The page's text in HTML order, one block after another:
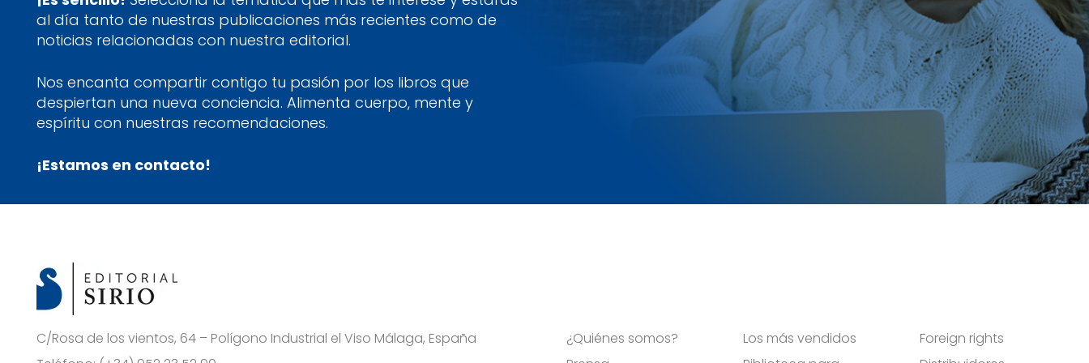
al día tanto de nuestras publicaciones más recientes como de
noticias relacionadas con nuestra editorial.
Nos encanta compartir contigo tu pasión por los libros que
despiertan una nueva conciencia. Alimenta cuerpo, mente y
espíritu con nuestras recomendaciones.
¡Estamos en contacto!
C/Rosa de los vientos, 64 – Polígono Industrial el Viso Málaga, España
¿Quiénes somos?
Los más vendidos
Foreign rights